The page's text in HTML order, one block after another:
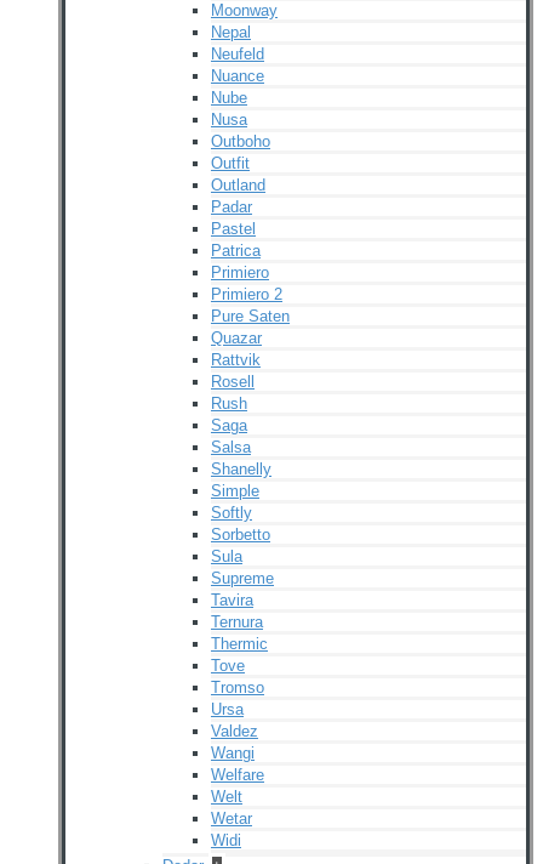
Moonway
Nepal
Neufeld
Nuance
Nube
Nusa
Outboho
Outfit
Outland
Padar
Pastel
Patrica
Primiero
Primiero 2
Pure Saten
Quazar
Rattvik
Rosell
Rush
Saga
Salsa
Shanelly
Simple
Softly
Sorbetto
Sula
Supreme
Tavira
Ternura
Thermic
Tove
Tromso
Ursa
Valdez
Wangi
Welfare
Welt
Wetar
Widi